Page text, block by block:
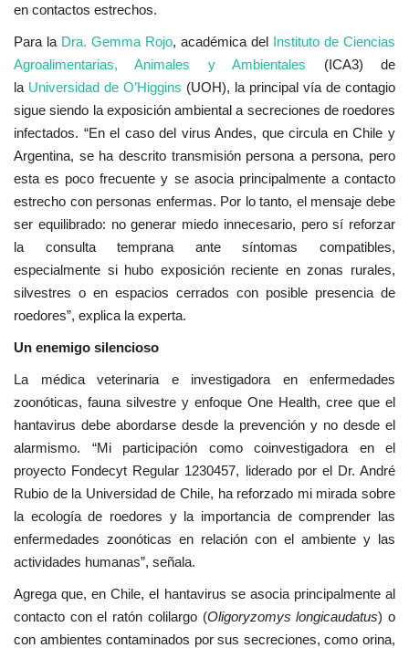
en contactos estrechos.
Para la Dra. Gemma Rojo, académica del Instituto de Ciencias
Agroalimentarias, Animales y Ambientales
(ICA3) de
la Universidad de O’Higgins (UOH), la principal vía de contagio
sigue siendo la exposición ambiental a secreciones de roedores
infectados. “En el caso del virus Andes, que circula en Chile y
Argentina, se ha descrito transmisión persona a persona, pero
esta es poco frecuente y se asocia principalmente a contacto
estrecho con personas enfermas. Por lo tanto, el mensaje debe
ser equilibrado: no generar miedo innecesario, pero sí reforzar
la consulta temprana ante síntomas compatibles,
especialmente si hubo exposición reciente en zonas rurales,
silvestres o en espacios cerrados con posible presencia de
roedores”, explica la experta.
Un enemigo silencioso
La médica veterinaria e investigadora en enfermedades
zoonóticas, fauna silvestre y enfoque One Health, cree que el
hantavirus debe abordarse desde la prevención y no desde el
alarmismo. “Mi participación como coinvestigadora en el
proyecto Fondecyt Regular 1230457, liderado por el Dr. André
Rubio de la Universidad de Chile, ha reforzado mi mirada sobre
la ecología de roedores y la importancia de comprender las
enfermedades zoonóticas en relación con el ambiente y las
actividades humanas”, señala.
Agrega que, en Chile, el hantavirus se asocia principalmente al
contacto con el ratón colilargo (Oligoryzomys longicaudatus) o
con ambientes contaminados por sus secreciones, como orina,